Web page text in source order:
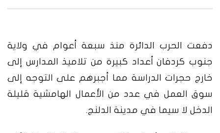
دفعت الحرب الدائرة منذ سبعة أعوام في ولاية
جنوب كردفان أعداد كبيرة من تلاميذ المدارس إلى
خارج حجرات الدراسة مما أجبرهم على التوجه إلى
سوق العمل في عدد من الأعمال الهامشية قليلة
الدخل لا سيما في مدينة الدلنج.